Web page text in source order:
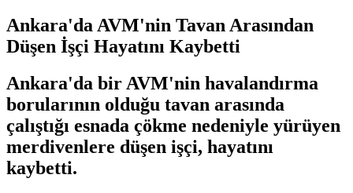
Ankara'da AVM'nin Tavan Arasından
Düşen İşçi Hayatını Kaybetti
Ankara'da bir AVM'nin havalandırma
borularının olduğu tavan arasında
çalıştığı esnada çökme nedeniyle yürüyen
merdivenlere düşen işçi, hayatını
kaybetti.